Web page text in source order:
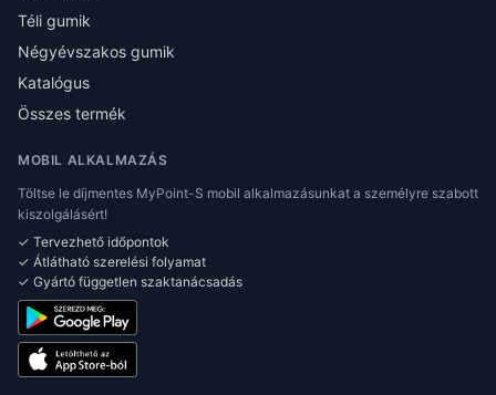
Téli gumik
Négyévszakos gumik
Katalógus
Összes termék
MOBIL ALKALMAZÁS
Töltse le díjmentes MyPoint-S mobil alkalmazásunkat a személyre szabott
kiszolgálásért!
✓ Tervezhető időpontok
✓ Átlátható szerelési folyamat
✓ Gyártó független szaktanácsadás